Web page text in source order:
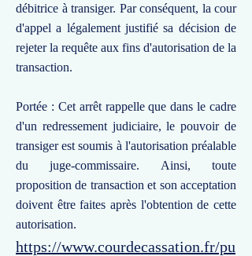
débitrice à transiger. Par conséquent, la cour
d'appel a légalement justifié sa décision de
rejeter la requête aux fins d'autorisation de la
transaction.
Portée : Cet arrêt rappelle que dans le cadre
d'un redressement judiciaire, le pouvoir de
transiger est soumis à l'autorisation préalable
du juge-commissaire. Ainsi, toute
proposition de transaction et son acceptation
doivent être faites après l'obtention de cette
autorisation.
https://www.courdecassation.fr/pu